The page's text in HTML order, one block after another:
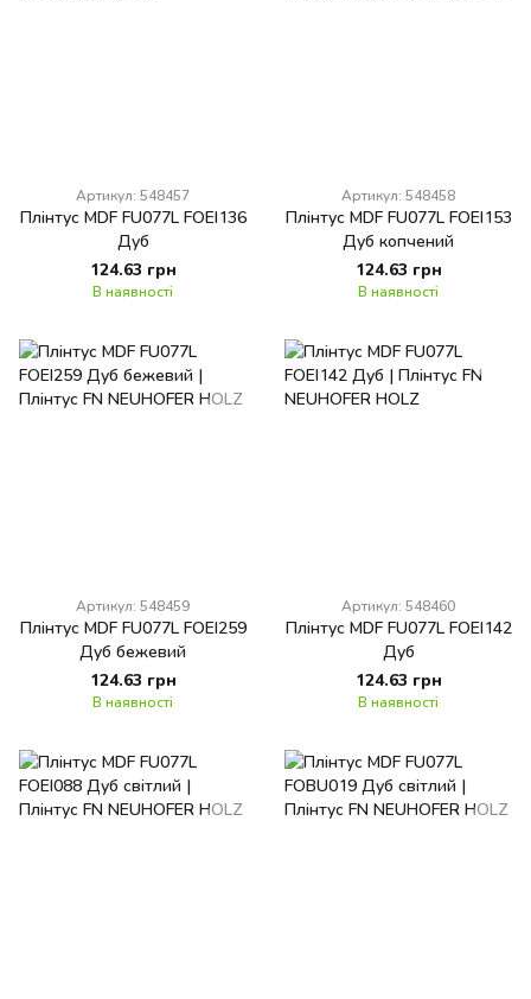
Артикул: 548457
Плінтус MDF FU077L FOEI136
Дуб
124.63 грн
В наявності
Артикул: 548458
Плінтус MDF FU077L FOEI153
Дуб копчений
124.63 грн
В наявності
Артикул: 548459
Плінтус MDF FU077L FOEI259
Дуб бежевий
124.63 грн
В наявності
Артикул: 548460
Плінтус MDF FU077L FOEI142
Дуб
124.63 грн
В наявності